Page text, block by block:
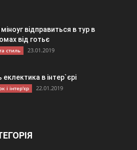
міноуг відправиться в тур в
від готьє
стиль 23.01.2019
еклектика в інтер`єрі
і інтер'єр 22.01.2019